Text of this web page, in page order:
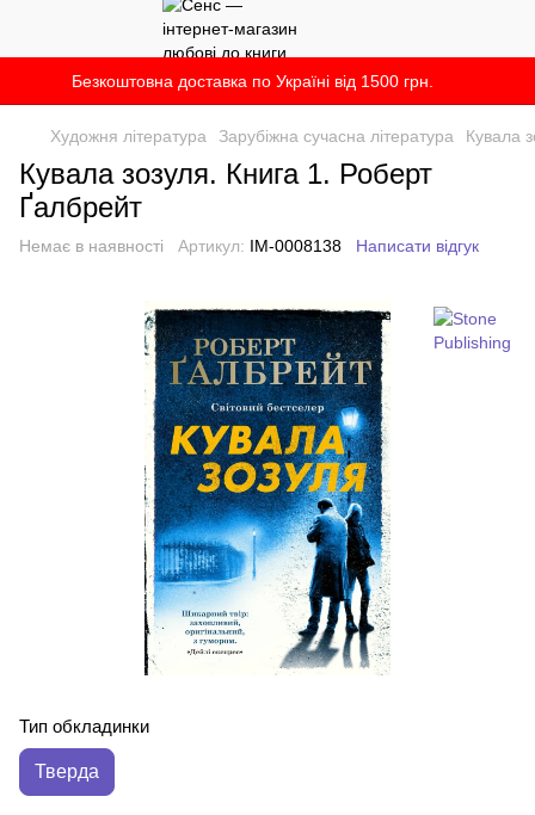
Безкоштовна доставка по Україні від 1500 грн.
Художня література Зарубіжна сучасна література Кувала
Кувала зозуля. Книга 1. Роберт
Ґалбрейт
Немає в наявності Артикул: IM-0008138 Написати відгук
Тип обкладинки
Тверда